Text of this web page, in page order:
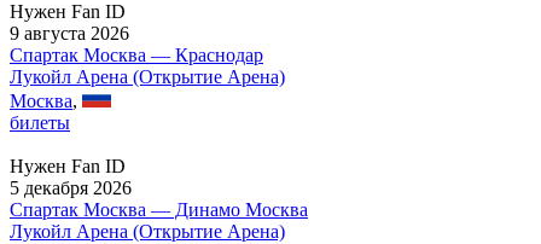
Нужен Fan ID
9 августа 2026
Спартак Москва — Краснодар
Лукойл Арена (Открытие Арена)
Москва,
билеты
Нужен Fan ID
5 декабря 2026
Спартак Москва — Динамо Москва
Лукойл Арена (Открытие Арена)